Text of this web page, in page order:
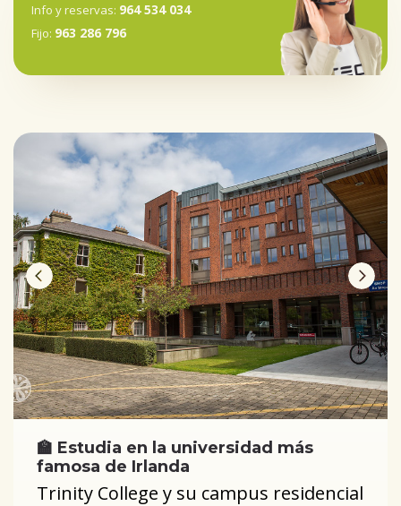
Info y reservas: 964 534 034
Fijo: 963 286 796
🏫 Estudia en la universidad más
famosa de Irlanda
Trinity College y su campus residencial